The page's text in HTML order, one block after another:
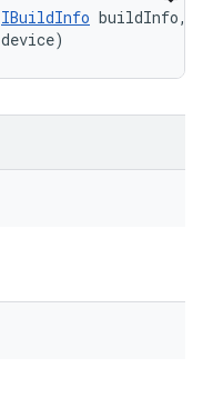
IBuildInfo buildInfo,
device)